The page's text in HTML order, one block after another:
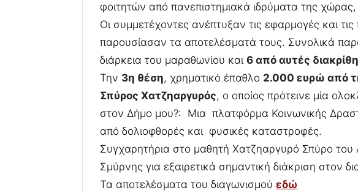
φοιτητών από πανεπιστημιακά ιδρύματα της
Οι συμμετέχοντες ανέπτυξαν τις εφαρμογές και
παρουσίασαν τα αποτελέσματά τους. Συνολικά
διάρκεια του μαραθωνίου και6 από αυτές
Την 3η θέση, χρηματικό έπαθλο 2.000 ευρώ από
Σπύρος Χατζηαργυρός, ο οποίος πρότεινε μία
στον Δήμο μου?: Μια πλατφόρμα Κοινωνικής
από δολιοφθορές και φυσικές καταστροφές.
Συγχαρητήρια στο μαθητή Χατζηαργυρό Σπύρο
Σμύρνης για εξαιρετικά σημαντική διάκριση στον
Τα αποτελέσματα του διαγωνισμούεδώ